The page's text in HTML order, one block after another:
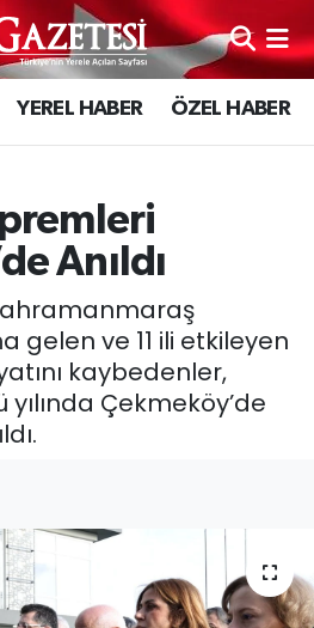
YEREL HABER ÖZEL HABER
Anıldı
gelen ve 11 ili etkileyen
kaybedenler,
Çekmeköy’de
ve Fikstür